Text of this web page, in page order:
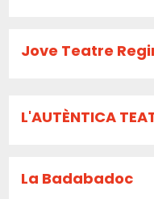
Jove Teatre
L'AUTÈNTICA
La Badabadoc